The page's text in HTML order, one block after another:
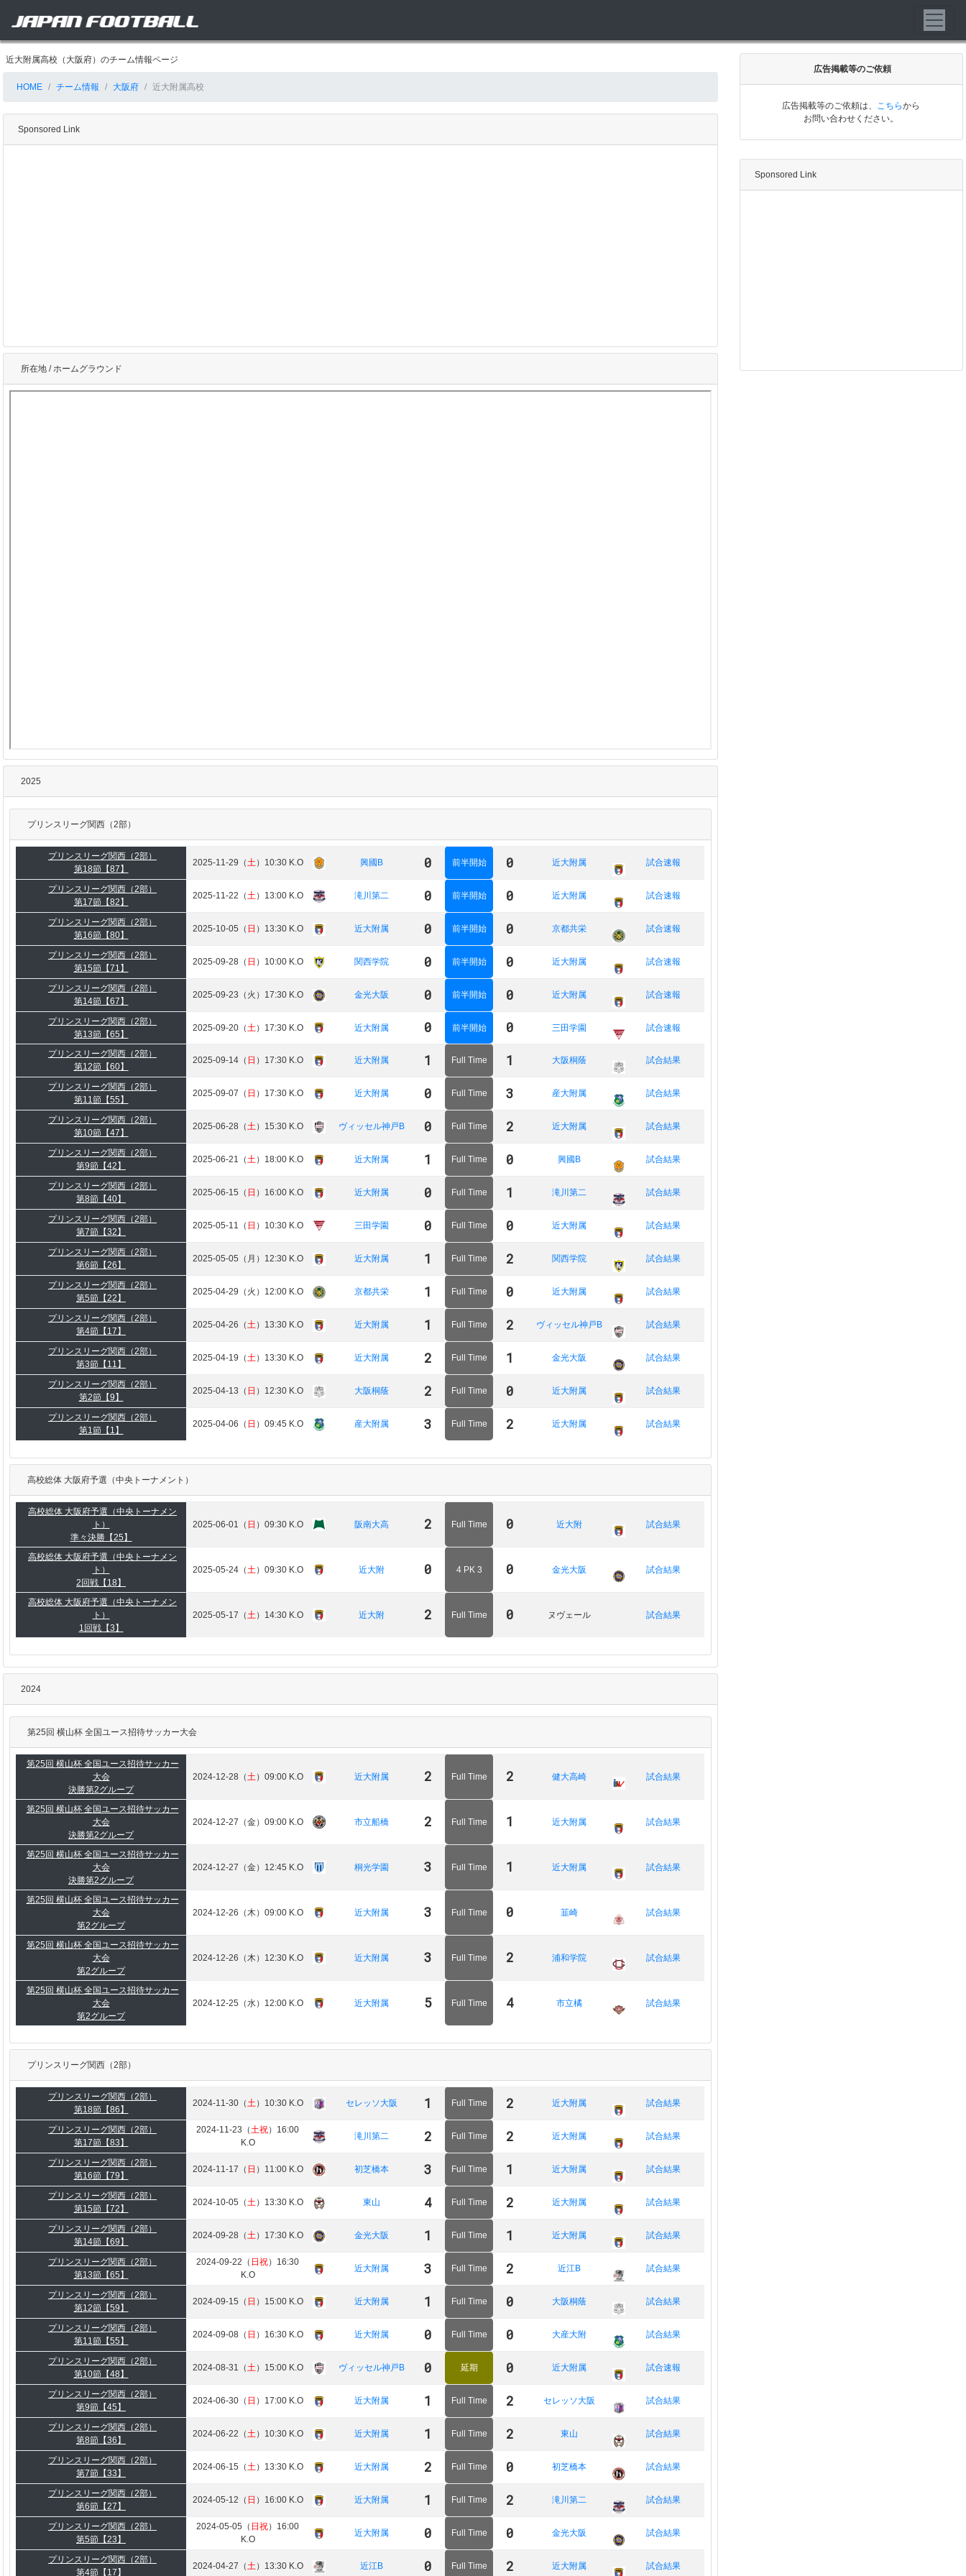
近大附属高校（大阪府）のチーム情報ページ
HOME チーム情報 大阪府 近大附属高校
Sponsored Link
所在地 / ホームグラウンド
2025
プリンスリーグ関西（2部）
プリンスリーグ関西（2部）
第18節【87】
2025-11-29（土）10:30 K.O 興國B 0 前半開始 0 近大附属 試合速報
プリンスリーグ関西（2部）
第17節【82】
2025-11-22（土）13:00 K.O 滝川第二 0 前半開始 0 近大附属 試合速報
プリンスリーグ関西（2部）
第16節【80】
2025-10-05（ 日 ）13:30 K.O 近大附属 0 前半開始 0 京都共栄 試合速報
プリンスリーグ関西（2部）
第15節【71】
2025-09-28（ 日 ）10:00 K.O 関西学院 0 前半開始 0 近大附属 試合速報
プリンスリーグ関西（2部）
第14節【67】
2025-09-23（火）17:30 K.O 金光大阪 0 前半開始 0 近大附属 試合速報
プリンスリーグ関西（2部）
第13節【65】
2025-09-20（土）17:30 K.O 近大附属 0 前半開始 0 三田学園 試合速報
プリンスリーグ関西（2部）
第12節【60】
2025-09-14（ 日 ）17:30 K.O 近大附属 1 Full Time 1 大阪桐蔭 試合結果
プリンスリーグ関西（2部）
第11節【55】
2025-09-07（ 日 ）17:30 K.O 近大附属 0 Full Time 3 産大附属 試合結果
プリンスリーグ関西（2部）
第10節【47】
2025-06-28（土）15:30 K.O ヴィッセル神戸B 0 Full Time 2 近大附属 試合結果
プリンスリーグ関西（2部）
第9節【42】
2025-06-21（土）18:00 K.O 近大附属 1 Full Time 0 興國B 試合結果
プリンスリーグ関西（2部）
第8節【40】
2025-06-15（ 日 ）16:00 K.O 近大附属 0 Full Time 1 滝川第二 試合結果
プリンスリーグ関西（2部）
第7節【32】
2025-05-11（ 日 ）10:30 K.O 三田学園 0 Full Time 0 近大附属 試合結果
プリンスリーグ関西（2部）
第6節【26】
2025-05-05（月）12:30 K.O 近大附属 1 Full Time 2 関西学院 試合結果
プリンスリーグ関西（2部）
第5節【22】
2025-04-29（火）12:00 K.O 京都共栄 1 Full Time 0 近大附属 試合結果
プリンスリーグ関西（2部）
第4節【17】
2025-04-26（土）13:30 K.O 近大附属 1 Full Time 2 ヴィッセル神戸B 試合結果
プリンスリーグ関西（2部）
第3節【11】
2025-04-19（土）13:30 K.O 近大附属 2 Full Time 1 金光大阪 試合結果
プリンスリーグ関西（2部）
第2節【9】
2025-04-13（ 日 ）12:30 K.O 大阪桐蔭 2 Full Time 0 近大附属 試合結果
プリンスリーグ関西（2部）
第1節【1】
2025-04-06（ 日 ）09:45 K.O 産大附属 3 Full Time 2 近大附属 試合結果
高校総体 大阪府予選（中央トーナメント）
高校総体 大阪府予選（中央トーナメン
ト）
準々決勝【25】
2025-06-01（ 日 ）09:30 K.O 阪南大高 2 Full Time 0 近大附 試合結果
高校総体 大阪府予選（中央トーナメン
ト）
2回戦【18】
2025-05-24（土）09:30 K.O 近大附 0 4 PK 3 0 金光大阪 試合結果
高校総体 大阪府予選（中央トーナメン
ト）
1回戦【3】
2025-05-17（土）14:30 K.O 近大附 2 Full Time 0 ヌヴェール 試合結果
2024
第25回 横山杯 全国ユース招待サッカー大会
第25回 横山杯 全国ユース招待サッカー
大会
決勝第2グループ
2024-12-28（土）09:00 K.O 近大附属 2 Full Time 2 健大高崎 試合結果
第25回 横山杯 全国ユース招待サッカー
大会
決勝第2グループ
2024-12-27（金）09:00 K.O 市立船橋 2 Full Time 1 近大附属 試合結果
第25回 横山杯 全国ユース招待サッカー
大会
決勝第2グループ
2024-12-27（金）12:45 K.O 桐光学園 3 Full Time 1 近大附属 試合結果
第25回 横山杯 全国ユース招待サッカー
大会
第2グループ
2024-12-26（木）09:00 K.O 近大附属 3 Full Time 0 韮崎 試合結果
第25回 横山杯 全国ユース招待サッカー
大会
第2グループ
2024-12-26（木）12:30 K.O 近大附属 3 Full Time 2 浦和学院 試合結果
第25回 横山杯 全国ユース招待サッカー
大会
第2グループ
2024-12-25（水）12:00 K.O 近大附属 5 Full Time 4 市立橘 試合結果
プリンスリーグ関西（2部）
プリンスリーグ関西（2部）
第18節【86】
2024-11-30（土）10:30 K.O セレッソ大阪 1 Full Time 2 近大附属 試合結果
プリンスリーグ関西（2部）
第17節【83】
2024-11-23（土祝）16:00
K.O
滝川第二 2 Full Time 2 近大附属 試合結果
プリンスリーグ関西（2部）
第16節【79】
2024-11-17（ 日 ）11:00 K.O 初芝橋本 3 Full Time 1 近大附属 試合結果
プリンスリーグ関西（2部）
第15節【72】
2024-10-05（土）13:30 K.O 東山 4 Full Time 2 近大附属 試合結果
プリンスリーグ関西（2部）
第14節【69】
2024-09-28（土）17:30 K.O 金光大阪 1 Full Time 1 近大附属 試合結果
プリンスリーグ関西（2部）
第13節【65】
2024-09-22（ 日祝）16:30
K.O
近大附属 3 Full Time 2 近江B 試合結果
プリンスリーグ関西（2部）
第12節【59】
2024-09-15（ 日 ）15:00 K.O 近大附属 1 Full Time 0 大阪桐蔭 試合結果
プリンスリーグ関西（2部）
第11節【55】
2024-09-08（ 日 ）16:30 K.O 近大附属 0 Full Time 0 大産大附 試合結果
プリンスリーグ関西（2部）
第10節【48】
2024-08-31（土）15:00 K.O ヴィッセル神戸B 0 延期 0 近大附属 試合速報
プリンスリーグ関西（2部）
第9節【45】
2024-06-30（ 日 ）17:00 K.O 近大附属 1 Full Time 2 セレッソ大阪 試合結果
プリンスリーグ関西（2部）
第8節【36】
2024-06-22（土）10:30 K.O 近大附属 1 Full Time 2 東山 試合結果
プリンスリーグ関西（2部）
第7節【33】
2024-06-15（土）13:30 K.O 近大附属 2 Full Time 0 初芝橋本 試合結果
プリンスリーグ関西（2部）
第6節【27】
2024-05-12（ 日 ）16:00 K.O 近大附属 1 Full Time 2 滝川第二 試合結果
プリンスリーグ関西（2部）
第5節【23】
2024-05-05（ 日祝）16:00
K.O
近大附属 0 Full Time 0 金光大阪 試合結果
プリンスリーグ関西（2部）
第4節【17】
2024-04-27（土）13:30 K.O 近江B 0 Full Time 2 近大附属 試合結果
広告掲載等のご依頼
広告掲載等のご依頼は、 こちらから
お問い合わせください。
Sponsored Link